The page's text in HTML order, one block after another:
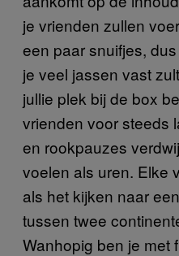
je vrienden zullen
een paar snuifjes,
je veel jassen vast
jullie plek bij de box
vrienden voor steeds
en rookpauzes
voelen als uren. Elke
als het kijken naar
tussen twee
Wanhopig ben je met